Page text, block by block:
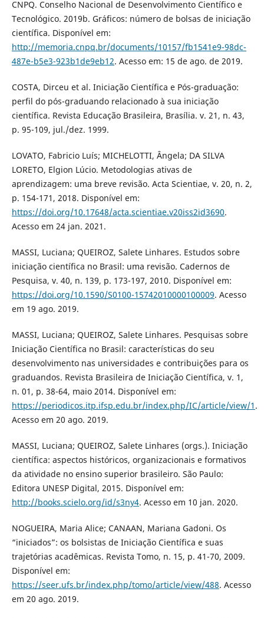
CNPQ. Conselho Nacional de Desenvolvimento Científico e
Tecnológico. 2019b. Gráficos: número de bolsas de iniciação
científica. Disponível em:
http://memoria.cnpq.br/documents/10157/fb1541e9-98dc-
487e-b5e3-923b1de9eb12. Acesso em: 15 de ago. de 2019.
COSTA, Dirceu et al. Iniciação Científica e Pós-graduação:
perfil do pós-graduando relacionado à sua iniciação
científica. Revista Educação Brasileira, Brasília. v. 21, n. 43,
p. 95-109, jul./dez. 1999.
LOVATO, Fabricio Luís; MICHELOTTI, Ângela; DA SILVA
LORETO, Elgion Lúcio. Metodologias ativas de
aprendizagem: uma breve revisão. Acta Scientiae, v. 20, n. 2,
p. 154-171, 2018. Disponível em:
https://doi.org/10.17648/acta.scientiae.v20iss2id3690.
Acesso em 24 jan. 2021.
MASSI, Luciana; QUEIROZ, Salete Linhares. Estudos sobre
iniciação científica no Brasil: uma revisão. Cadernos de
Pesquisa, v. 40, n. 139, p. 173-197, 2010. Disponível em:
https://doi.org/10.1590/S0100-15742010000100009. Acesso
em 19 ago. 2019.
MASSI, Luciana; QUEIROZ, Salete Linhares. Pesquisas sobre
Iniciação Científica no Brasil: características do seu
desenvolvimento nas universidades e contribuições para os
graduandos. Revista Brasileira de Iniciação Científica, v. 1,
n. 01, p. 38-64, maio 2014. Disponível em:
https://periodicos.itp.ifsp.edu.br/index.php/IC/article/view/1 .
Acesso em 20 ago. 2019.
MASSI, Luciana; QUEIROZ, Salete Linhares (orgs.). Iniciação
científica: aspectos históricos, organizacionais e formativos
da atividade no ensino superior brasileiro. São Paulo:
Editora UNESP Digital, 2015. Disponível em:
http://books.scielo.org/id/s3ny4. Acesso em 10 jan. 2020.
NOGUEIRA, Maria Alice; CANAAN, Mariana Gadoni. Os
“iniciados”: os bolsistas de Iniciação Científica e suas
trajetórias acadêmicas. Revista Tomo, n. 15, p. 41-70, 2009.
Disponível em:
https://seer.ufs.br/index.php/tomo/article/view/488. Acesso
em 20 ago. 2019.